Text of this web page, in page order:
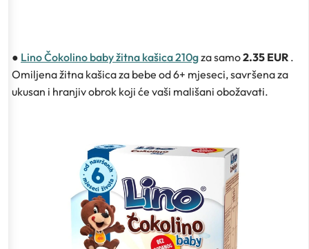
● Lino Čokolino baby žitna kašica 210gza samo2.35 EUR .
Omiljena žitna kašica za bebe od 6+ mjeseci, savršena za
ukusan i hranjiv obrok koji će vaši mališani obožavati.